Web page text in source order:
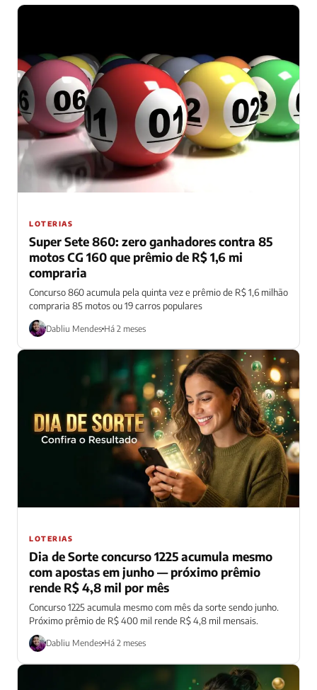
LOTERIAS
Super Sete 860: zero ganhadores contra 85
motos CG 160 que prêmio de R$ 1,6 mi
compraria
Concurso 860 acumula pela quinta vez e prêmio de R$ 1,6 milhão
compraria 85 motos ou 19 carros populares
Dabliu Mendes Há 2 meses
LOTERIAS
Dia de Sorte concurso 1225 acumula mesmo
com apostas em junho — próximo prêmio
rende R$ 4,8 mil por mês
Concurso 1225 acumula mesmo com mês da sorte sendo junho.
Próximo prêmio de R$ 400 mil rende R$ 4,8 mil mensais.
Dabliu Mendes Há 2 meses